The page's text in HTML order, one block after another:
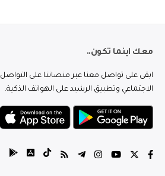
معك اينما تكون..
ابقى على تواصل معنا عبر منصاتنا على التواصل
الاجتماعي وتطبيق الرشيد على الهواتف الذكية.